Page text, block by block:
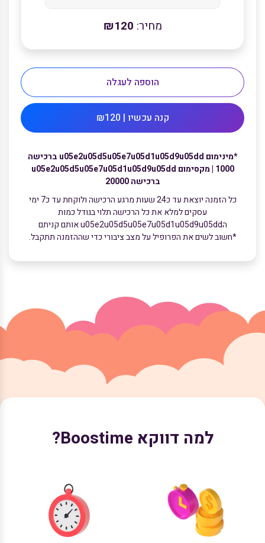
מחיר: ₪120
הוספה לעגלה
קנה עכשיו | ₪120
*מינימום u05e2u05d5u05e7u05d1u05d9u05dd ברכישה
1000 | מקסימום u05e2u05d5u05e7u05d1u05d9u05dd
ברכישה 20000
כל הזמנה יוצאת עד כ24 שעות מרגע הרכישה ולוקחת עד כ7 ימי
עסקים למלא את כל הרכישה תלוי בגודל כמות
הu05e2u05d5u05e7u05d1u05d9u05dd אותם קניתם
*חשוב לשים את הפרופיל על מצב ציבורי כדי שההזמנה תתקבל.
למה דווקא Boostime?